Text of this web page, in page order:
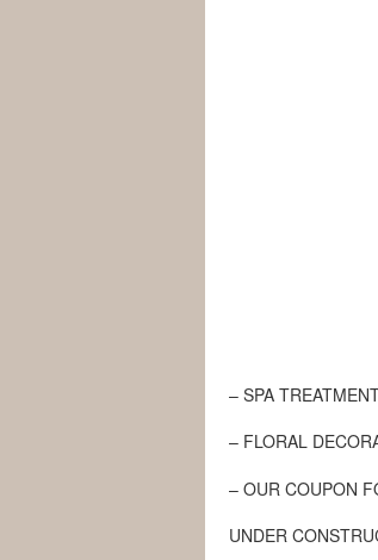
– SPA
– FLORAL
– OUR COUPON
UNDER